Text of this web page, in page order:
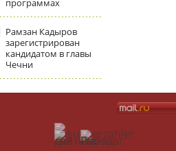
программах
Рамзан Кадыров
зарегистрирован
кандидатом в главы
Чечни